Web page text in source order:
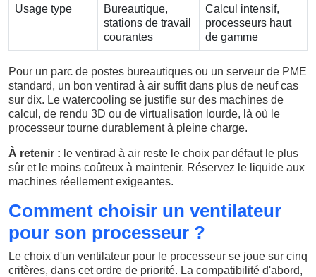
Usage type
Bureautique,
stations de travail
courantes
Calcul intensif,
processeurs haut
de gamme
Pour un parc de postes bureautiques ou un serveur de PME
standard, un bon ventirad à air suffit dans plus de neuf cas
sur dix. Le watercooling se justifie sur des machines de
calcul, de rendu 3D ou de virtualisation lourde, là où le
processeur tourne durablement à pleine charge.
À retenir : le ventirad à air reste le choix par défaut le plus
sûr et le moins coûteux à maintenir. Réservez le liquide aux
machines réellement exigeantes.
Comment choisir un ventilateur
pour son processeur ?
Le choix d'un ventilateur pour le processeur se joue sur cinq
critères, dans cet ordre de priorité. La compatibilité d'abord,